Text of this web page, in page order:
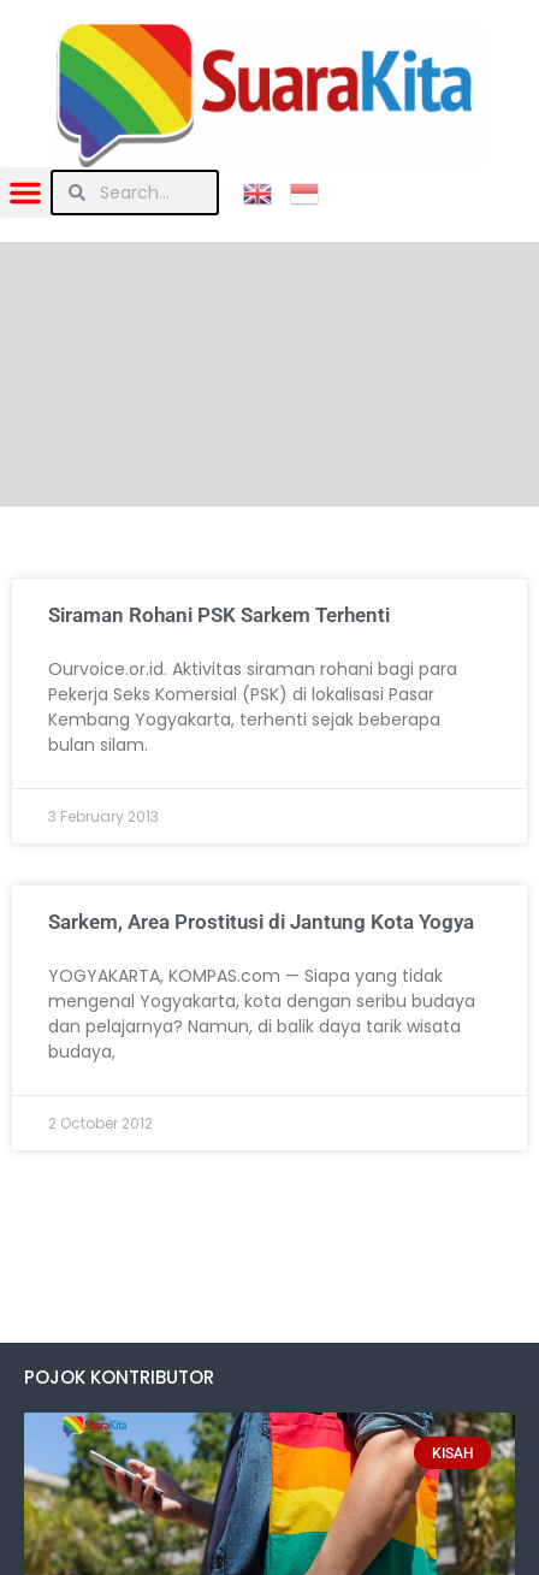
Siraman Rohani PSK Sarkem Terhenti
Ourvoice.or.id. Aktivitas siraman rohani bagi para
Pekerja Seks Komersial (PSK) di lokalisasi Pasar
Kembang Yogyakarta, terhenti sejak beberapa
bulan silam.
3 February 2013
Sarkem, Area Prostitusi di Jantung Kota Yogya
YOGYAKARTA, KOMPAS.com — Siapa yang tidak
mengenal Yogyakarta, kota dengan seribu budaya
dan pelajarnya? Namun, di balik daya tarik wisata
budaya,
2 October 2012
POJOK KONTRIBUTOR
KISAH